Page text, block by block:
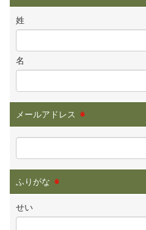
姓
名
メールアドレス ※
ふりがな ※
せい